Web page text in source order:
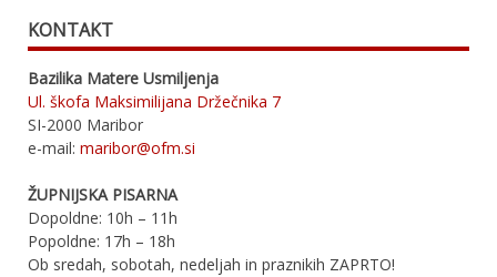
KONTAKT
Bazilika Matere Usmiljenja
Ul. škofa Maksimilijana Držečnika 7
SI-2000 Maribor
e-mail: maribor@ofm.si
ŽUPNIJSKA PISARNA
Dopoldne: 10h – 11h
Popoldne: 17h – 18h
Ob sredah, sobotah, nedeljah in praznikih ZAPRTO!